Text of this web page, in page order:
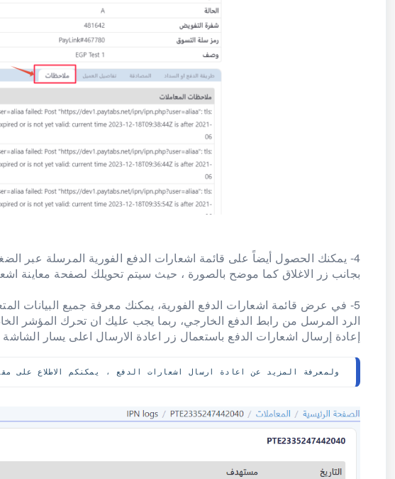
4- يمكنك الحصول أيضاً على قائمة اشعارات الدفع الفورية المرسلة عبر
بجانب زر الاغلاق كما موضح بالصورة ، حيث سيتم تحويلك لصفحة معاينة
5- في عرض قائمة اشعارات الدفع الفورية، يمكنك معرفة جميع البيانات
الرد المرسل من رابط الدفع الخارجي، ربما يجب عليك ان تحرك المؤشر
إعادة إرسال اشعارات الدفع باستعمال زر اعادة الارسال اعلى يسار
ولمعرفة المزيد عن اعادة ارسال اشعارات الدفع ، يمكنكم الاطلاع على